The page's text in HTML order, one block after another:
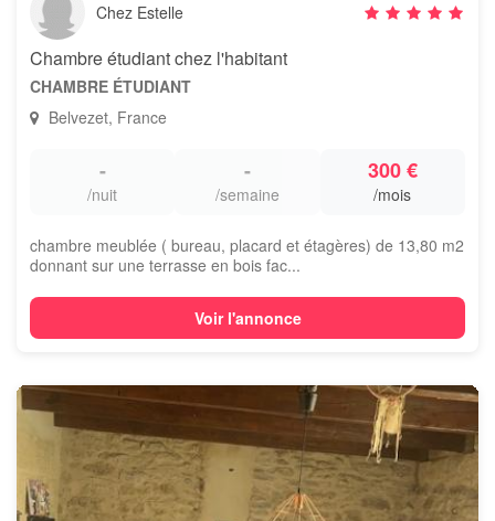
Chez Estelle
Chambre étudiant chez l'habitant
CHAMBRE ÉTUDIANT
Belvezet, France
-
/nuit
-
/semaine
300 €
/mois
chambre meublée ( bureau, placard et étagères) de 13,80 m2
donnant sur une terrasse en bois fac...
Voir l'annonce